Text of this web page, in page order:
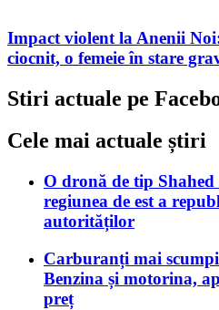
Impact violent la Anenii
ciocnit, o femeie în stare
Stiri actuale pe
Cele mai actuale știri
O dronă de tip
regiunea de est a
autorităților
Carburanți mai
Benzina și motorina,
preț